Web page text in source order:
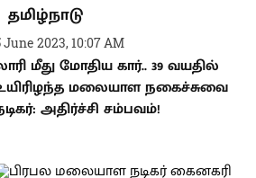
தமிழ்நாடு
June 2023, 10:07 AM
மீது மோதிய கார்.. 39 வயதில்
மலையாள நகைச்சுவை
அதிர்ச்சி சம்பவம்!